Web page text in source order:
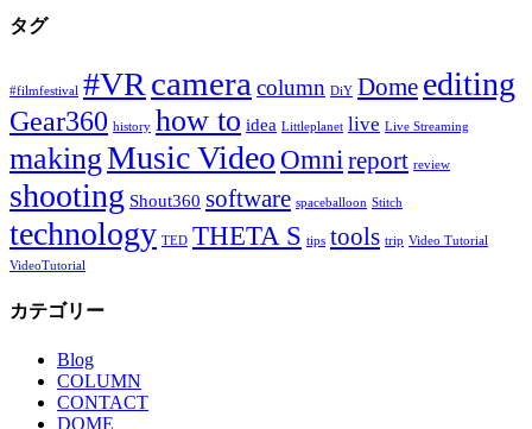
タグ
#filmfestival #VR camera column DiY Dome editing
Gear360 history how to idea Littleplanet live Live Streaming
makingMusic Video Omni report review
shooting Shout360 software spaceballoon Stitch
technology TED THETA S tips tools trip Video Tutorial
VideoTutorial
カテゴリー
Blog
COLUMN
CONTACT
DOME